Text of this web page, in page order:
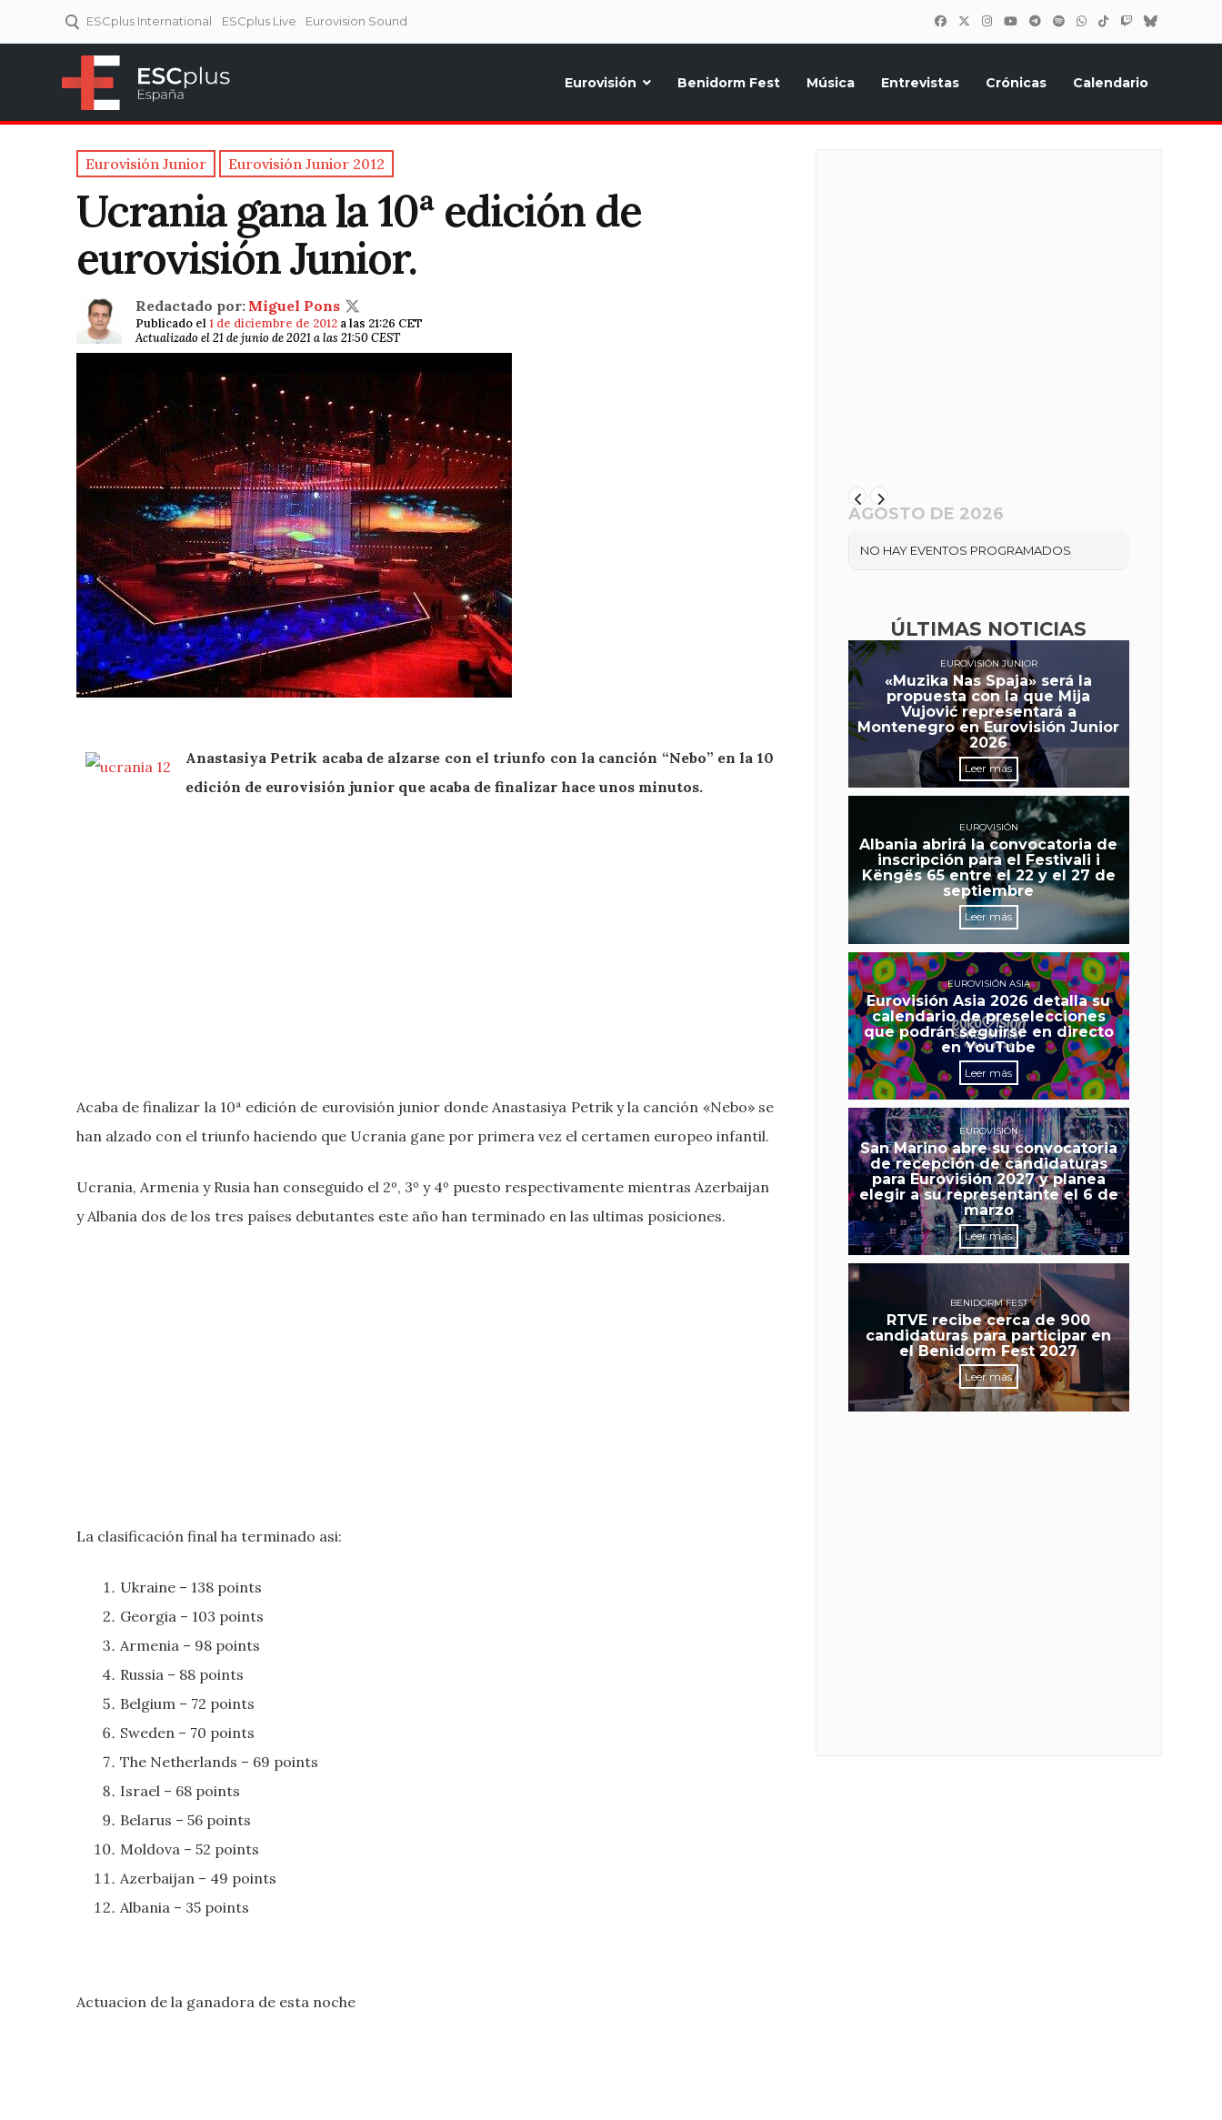
ESCplus International ESCplus Live Eurovision Sound
Eurovisión Benidorm Fest Música Entrevistas Crónicas Calendario
Eurovisión Junior Eurovisión Junior 2012
Ucrania gana la 10ª edición de
eurovisión Junior.
Redactado por: Miguel Pons
Publicado el1 de diciembre de 2012 a las 21:26 CET
Actualizado el 21 de junio de 2021 a las 21:50 CEST
Anastasiya Petrik acaba de alzarse con el triunfo con la canción “Nebo” en la 10
edición de eurovisión junior que acaba de finalizar hace unos minutos.
Acaba de finalizar la 10ª edición de eurovisión junior donde Anastasiya Petrik y la canción «Nebo» se
han alzado con el triunfo haciendo que Ucrania gane por primera vez el certamen europeo infantil.
Ucrania, Armenia y Rusia han conseguido el 2º, 3º y 4º puesto respectivamente mientras Azerbaijan
y Albania dos de los tres países debutantes este año han terminado en las ultimas posiciones.
La clasificación final ha terminado asi:
Ukraine – 138 points
Georgia – 103 points
Armenia – 98 points
Russia – 88 points
Belgium – 72 points
Sweden – 70 points
The Netherlands – 69 points
Israel – 68 points
Belarus – 56 points
Moldova – 52 points
Azerbaijan – 49 points
Albania – 35 points
Actuacion de la ganadora de esta noche
AGOSTO DE 2026
NO HAY EVENTOS PROGRAMADOS
ÚLTIMAS NOTICIAS
EUROVISIÓN JUNIOR
«Muzika Nas Spaja» será la
propuesta con la que Mija
Vujović representará a
Montenegro en Eurovisión Junior
2026
Leer más
EUROVISIÓN
Albania abrirá la convocatoria de
inscripción para el Festivali i
Këngës 65 entre el 22 y el 27 de
septiembre
Leer más
EUROVISIÓN ASIA
Eurovisión Asia 2026 detalla su
calendario de preselecciones
que podrán seguirse en directo
en YouTube
Leer más
EUROVISIÓN
San Marino abre su convocatoria
de recepción de candidaturas
para Eurovisión 2027 y planea
elegir a su representante el 6 de
marzo
Leer más
BENIDORM FEST
RTVE recibe cerca de 900
candidaturas para participar en
el Benidorm Fest 2027
Leer más